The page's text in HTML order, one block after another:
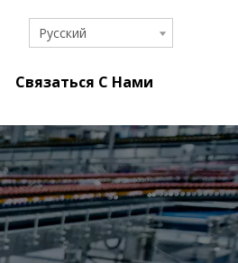
Pусский
Связаться С Нами